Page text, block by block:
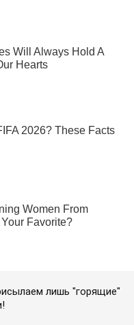
лишь "горящие"